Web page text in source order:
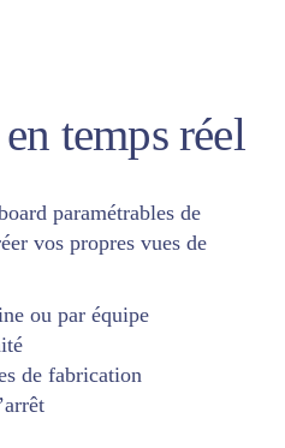
temps réel
paramétrables de
vos propres vues de
ou par équipe
de fabrication